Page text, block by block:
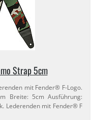
Strap 5cm
mit Fender® F-​Logo.
Breite: 5cm Ausführung:
Lederenden mit Fender® F